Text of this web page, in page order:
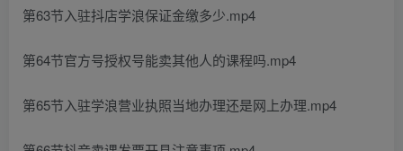
第63节入驻抖店学浪保证金缴多少.mp4
第64节官方号授权号能卖其他人的课程吗.mp4
第65节入驻学浪营业执照当地办理还是网上办理.mp4